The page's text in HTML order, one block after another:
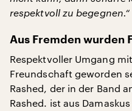
respektvoll zu begegnen.“
Aus Fremden wurden
Respektvoller Umgang
Freundschaft geworden
Rashed, der in der Band
Rashed. ist aus